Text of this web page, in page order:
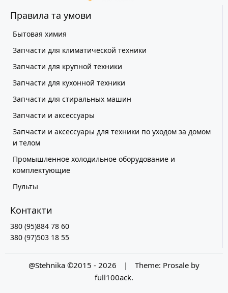
Правила та умови
Бытовая химия
Запчасти для климатической техники
Запчасти для крупной техники
Запчасти для кухонной техники
Запчасти для стиральных машин
Запчасти и аксессуары
Запчасти и аксессуары для техники по уходом за домом
и телом
Промышленное холодильное оборудование и
комплектующие
Пульты
Контакти
380 (95)884 78 60
380 (97)503 18 55
@Stehnika ©2015 - 2026 | Theme: Prosale by
full100ack.